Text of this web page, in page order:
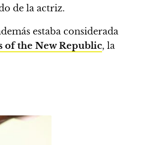
de la actriz.
estaba considerada
of the New Republic, la